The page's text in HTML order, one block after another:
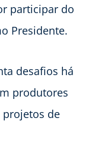
participar do
Presidente.
desafios há
produtores
de